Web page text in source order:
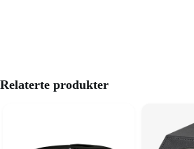
Relaterte produkter